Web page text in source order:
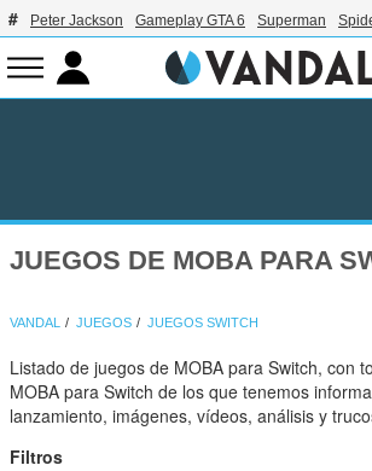
Peter Jackson Gameplay GTA 6 Superman
JUEGOS DE MOBA PARA
VANDAL JUEGOS JUEGOS SWITCH
Listado de juegos de MOBA para Switch, con
MOBA para Switch de los que tenemos
lanzamiento, imágenes, vídeos, análisis y
Filtros